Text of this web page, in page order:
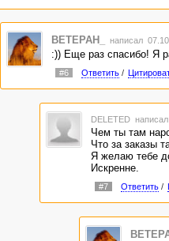
BETEPAH_ написал
:)) Еще раз спасибо! Я
#6 Ответить/
DELETED
Чем ты там
Что за заказы
Я желаю тебе
Искренне.
#7 Ответить/